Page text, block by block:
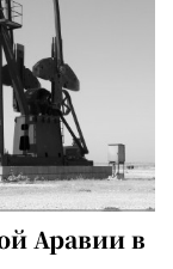
Аравии в